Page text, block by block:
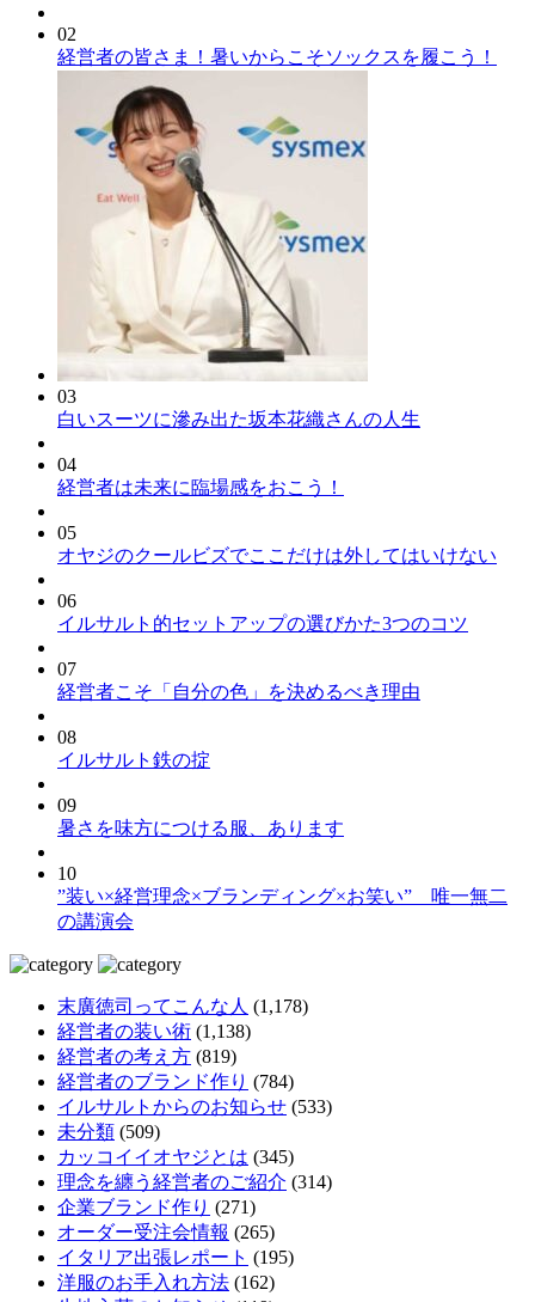
02
経営者の皆さま！暑いからこそソックスを履こう！
03
白いスーツに滲み出た坂本花織さんの人生
04
経営者は未来に臨場感をおこう！
05
オヤジのクールビズでここだけは外してはいけない
06
イルサルト的セットアップの選びかた3つのコツ
07
経営者こそ「自分の色」を決めるべき理由
08
イルサルト鉄の掟
09
暑さを味方につける服、あります
10
”装い×経営理念×ブランディング×お笑い” 唯一無二
の講演会
末廣徳司ってこんな人 (1,178)
経営者の装い術 (1,138)
経営者の考え方 (819)
経営者のブランド作り (784)
イルサルトからのお知らせ (533)
未分類 (509)
カッコイイオヤジとは (345)
理念を纏う経営者のご紹介 (314)
企業ブランド作り (271)
オーダー受注会情報 (265)
イタリア出張レポート (195)
洋服のお手入れ方法 (162)